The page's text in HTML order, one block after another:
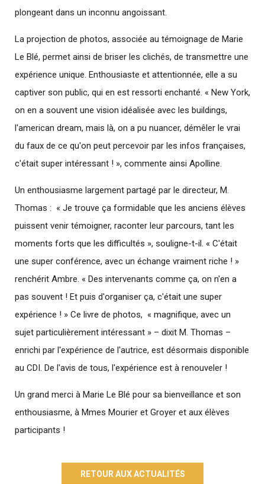
plongeant dans un inconnu angoissant.
La projection de photos, associée au témoignage de Marie
Le Blé, permet ainsi de briser les clichés, de transmettre une
expérience unique. Enthousiaste et attentionnée, elle a su
captiver son public, qui en est ressorti enchanté. « New York,
on en a souvent une vision idéalisée avec les buildings,
l'american dream, mais là, on a pu nuancer, démêler le vrai
du faux de ce qu'on peut percevoir par les infos françaises,
c'était super intéressant ! », commente ainsi Apolline.
Un enthousiasme largement partagé par le directeur, M.
Thomas : « Je trouve ça formidable que les anciens élèves
puissent venir témoigner, raconter leur parcours, tant les
moments forts que les difficultés », souligne-t-il. « C'était
une super conférence, avec un échange vraiment riche ! »
renchérit Ambre. « Des intervenants comme ça, on n'en a
pas souvent ! Et puis d'organiser ça, c'était une super
expérience ! » Ce livre de photos, « magnifique, avec un
sujet particulièrement intéressant » – dixit M. Thomas –
enrichi par l'expérience de l'autrice, est désormais disponible
au CDI. De l'avis de tous, l'expérience est à renouveler !
Un grand merci à Marie Le Blé pour sa bienveillance et son
enthousiasme, à Mmes Mourier et Groyer et aux élèves
participants !
RETOUR AUX ACTUALITÉS